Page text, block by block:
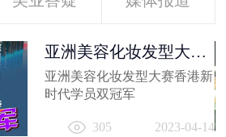
亚洲美容化妆发型大赛
香港新时代...
亚洲美容化妆发型大赛香港新
时代学员双冠军
305 2023-04-14